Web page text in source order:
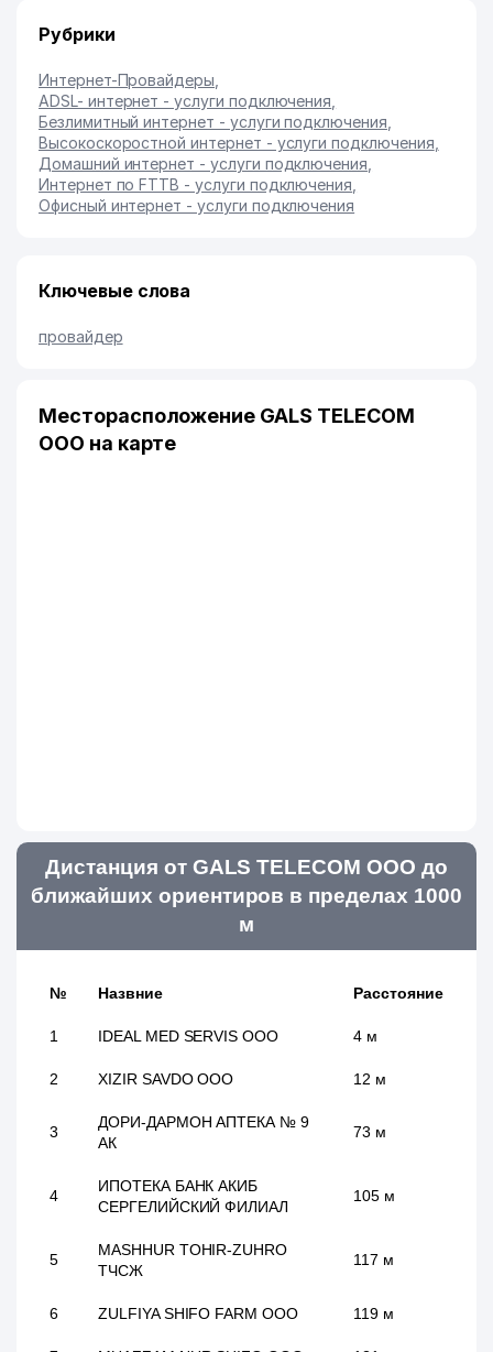
Рубрики
Интернет-Провайдеры
ADSL- интернет - услуги подключения
Безлимитный интернет - услуги подключения
Высокоскоростной интернет - услуги подключения
Домашний интернет - услуги подключения
Интернет по FTTB - услуги подключения
Офисный интернет - услуги подключения
Ключевые слова
провайдер
Месторасположение GALS TELECOM
ООО на карте
Дистанция от GALS TELECOM ООО до
ближайших ориентиров в пределах 1000
м
№ Назвние Расстояние
1 IDEAL MED SERVIS ООО 4 м
2 XIZIR SAVDO ООО 12 м
3
ДОРИ-ДАРМОН АПТЕКА № 9
АК
73 м
4
ИПОТЕКА БАНК АКИБ
СЕРГЕЛИЙСКИЙ ФИЛИАЛ
105 м
5
MASHHUR TOHIR-ZUHRO
ТЧСЖ
117 м
6 ZULFIYA SHIFO FARM ООО 119 м